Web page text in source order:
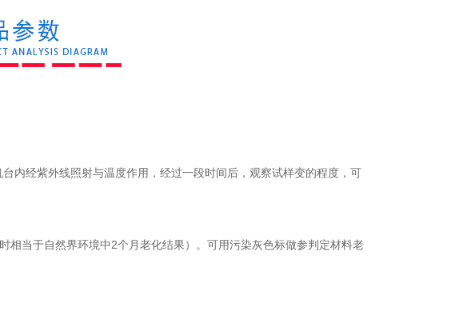
内经紫外线照射与温度作用，经过一段时间后，观察试样变的程度，可
当于自然界环境中2个月老化结果）。可用污染灰色标做参判定材料老